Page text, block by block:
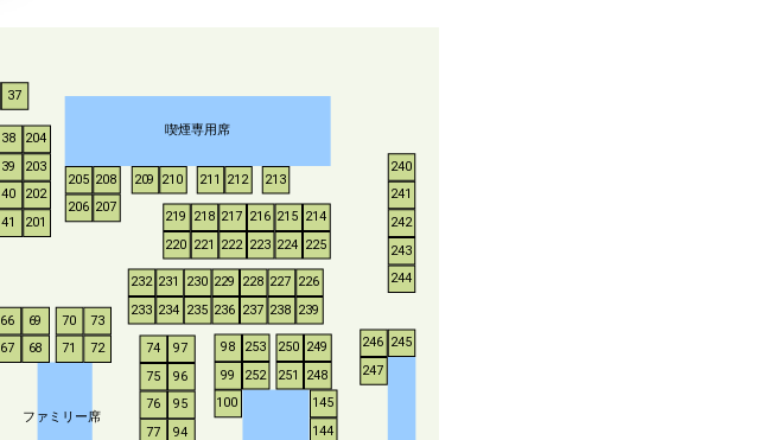
ファミリー席
喫煙専用席
37
38
39
40
41
66
67
68
69
70
71
72
73
74
75
76
77
94
95
96
97 98
99
100
144
145
201
202
203
204
205
206 207
208 209 210 211 212 213
214
215
216
217
218
219
220 221 222 223 224 225
226
227
228
229
230
231
232
233 234 235 236 237 238 239
240
241
242
243
244
245
246
247
248
249
250
251
252
253